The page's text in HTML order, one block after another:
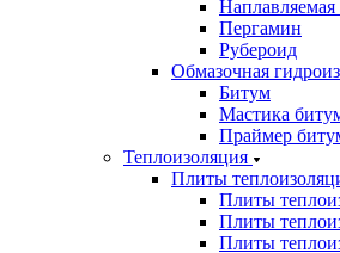
Наплавляемая
Пергамин
Рубероид
Обмазочная
Битум
Мастика
Праймер
Теплоизоляция
Плиты
Плиты
Плиты
Плиты